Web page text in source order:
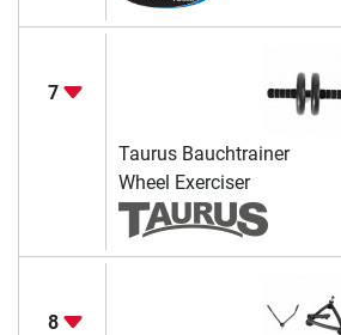
7
Taurus Bauchtrainer
Wheel Exerciser
8